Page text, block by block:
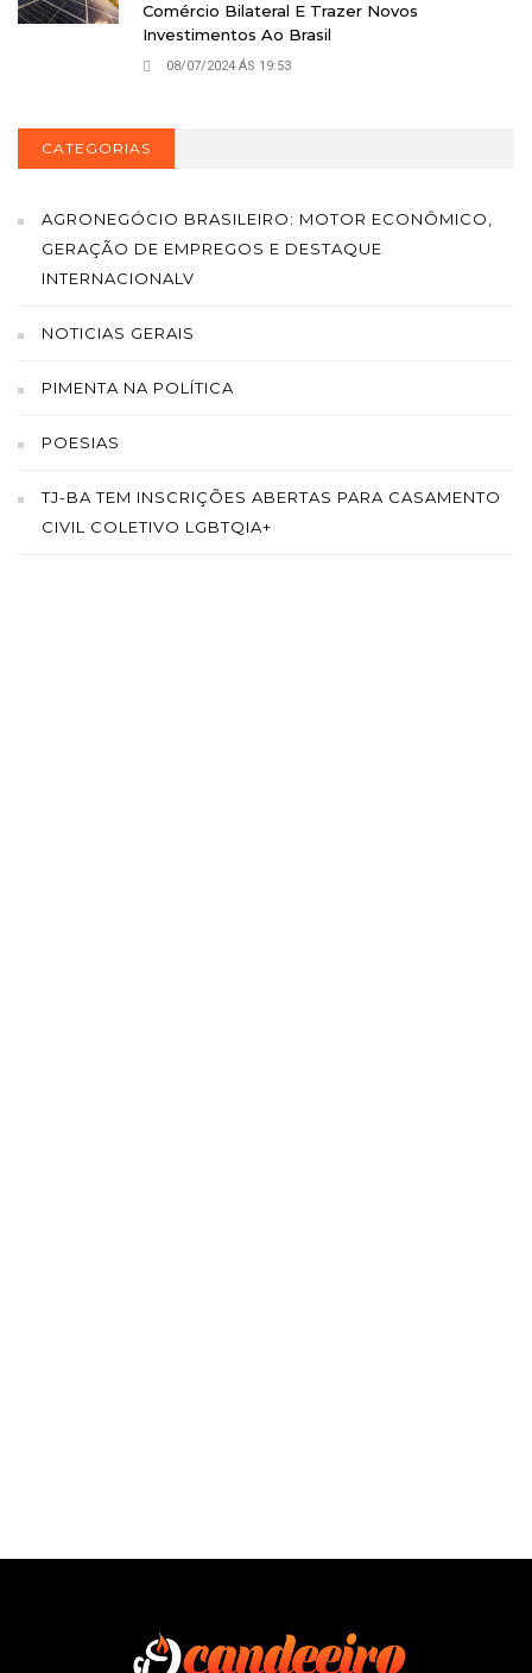
Comércio Bilateral E Trazer Novos
Investimentos Ao Brasil
08/07/2024 ÁS 19:53
CATEGORIAS
AGRONEGÓCIO BRASILEIRO: MOTOR ECONÔMICO,
GERAÇÃO DE EMPREGOS E DESTAQUE
INTERNACIONALV
NOTICIAS GERAIS
PIMENTA NA POLÍTICA
POESIAS
TJ-BA TEM INSCRIÇÕES ABERTAS PARA CASAMENTO
CIVIL COLETIVO LGBTQIA+